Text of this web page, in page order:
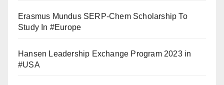
Erasmus Mundus SERP-Chem Scholarship To
Study In #Europe
Hansen Leadership Exchange Program 2023 in
#USA